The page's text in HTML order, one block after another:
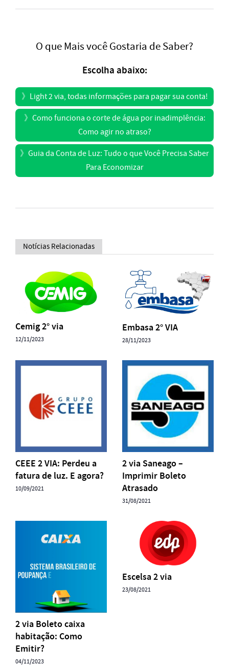
O que Mais você Gostaria de Saber?
Escolha abaixo:
》 Light 2 via, todas informações para pagar sua conta!
》 Como funciona o corte de água por inadimplência:
Como agir no atraso?
》 Guia da Conta de Luz: Tudo o que Você Precisa Saber
Para Economizar
Notícias Relacionadas
Cemig 2° via
12/11/2023
Embasa 2° VIA
28/11/2023
CEEE 2 VIA: Perdeu a
fatura de luz. E agora?
10/09/2021
2 via Saneago –
Imprimir Boleto
Atrasado
31/08/2021
2 via Boleto caixa
habitação: Como
Emitir?
04/11/2023
Escelsa 2 via
23/08/2021